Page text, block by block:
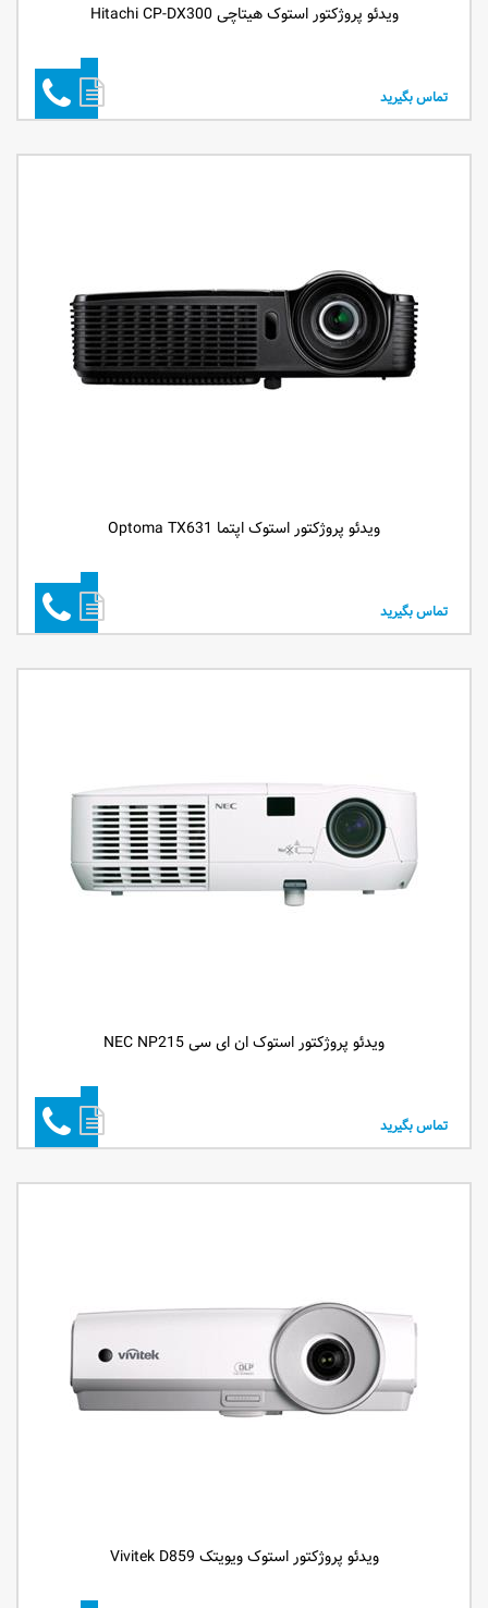
ویدئو پروژکتور استوک هیتاچی Hitachi CP-DX300
تماس بگیرید
ویدئو پروژکتور استوک اپتما Optoma TX631
تماس بگیرید
ویدئو پروژکتور استوک ان ای سی NEC NP215
تماس بگیرید
ویدئو پروژکتور استوک ویویتک Vivitek D859